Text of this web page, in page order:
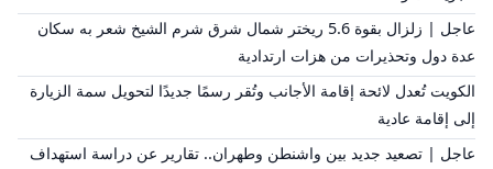
عاجل | زلزال بقوة 5.6 ريختر شمال شرق شرم الشيخ شعر به سكان
عدة دول وتحذيرات من هزات ارتدادية
الكويت تُعدل لائحة إقامة الأجانب وتُقر رسمًا جديدًا لتحويل سمة الزيارة
إلى إقامة عادية
عاجل | تصعيد جديد بين واشنطن وطهران.. تقارير عن دراسة استهداف